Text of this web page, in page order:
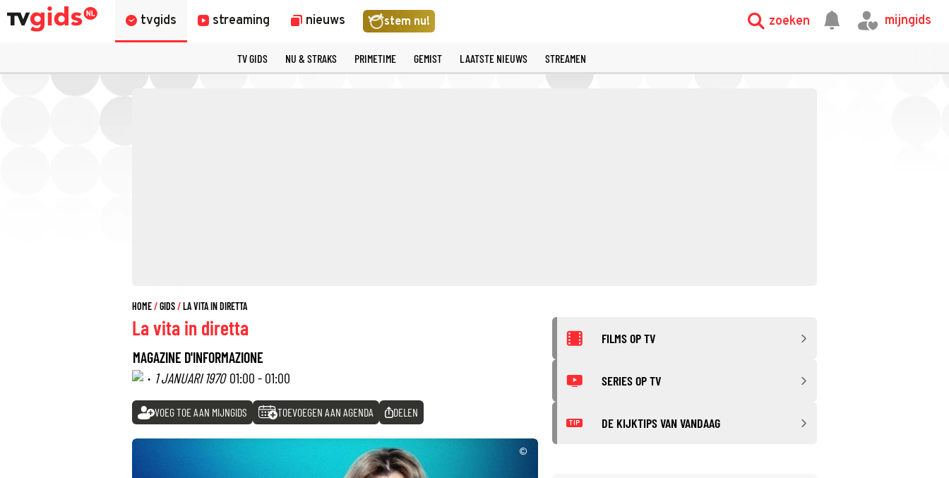
tvgids streaming nieuws stem nu! zoeken mijngids
TV GIDS NU & STRAKS PRIMETIME GEMIST LAATSTE NIEUWS STREAMEN
HOME GIDS LA VITA IN DIRETTA
La vita in diretta
MAGAZINE D'INFORMAZIONE
· 1 JANUARI 1970 01:00 - 01:00
VOEG TOE AAN MIJNGIDS TOEVOEGEN AAN AGENDA DELEN
©
FILMS OP TV
SERIES OP TV
TIP DE KIJKTIPS VAN VANDAAG